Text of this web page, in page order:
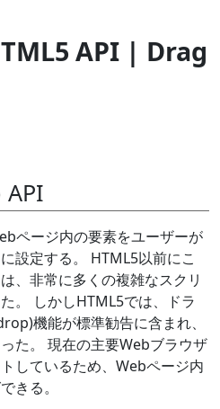
API | Drag
ページ内の要素をユーザーが
設定する。 HTML5以前にこ
、非常に多くの複雑なスクリ
。 しかしHTML5では、ドラ
機能が標準勧告に含まれ、
た。 現在の主要Webブラウザ
しているため、Webページ内
きる。